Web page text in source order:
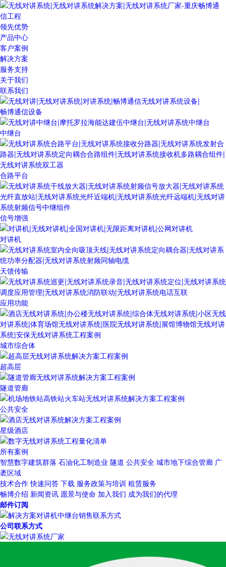
领先优势
产品中心
客户案例
解决方案
服务支持
关于我们
联系我们
畅博通信设备
中继台
合路平台
信号增强
对讲机
天馈传输
应用功能
城市综合体
超高层
隧道管廊
公共安全
星级酒店
所有案例
智慧数字建筑群落 石油化工制造业 隧道 公共安全 城市地下综合管廊 广
袤区域
技术合作 快速问答 下载 服务政策与培训 租赁服务
畅博介绍 新闻资讯 愿景与使命 加入我们 成为我们的代理
邮件订阅
公司联系方式